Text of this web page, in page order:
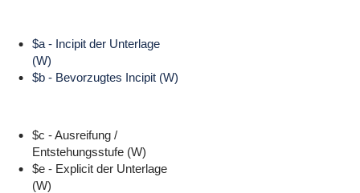
$a - Incipit der Unterlage
(W)
$b - Bevorzugtes Incipit (W)
$c - Ausreifung /
Entstehungsstufe (W)
$e - Explicit der Unterlage
(W)